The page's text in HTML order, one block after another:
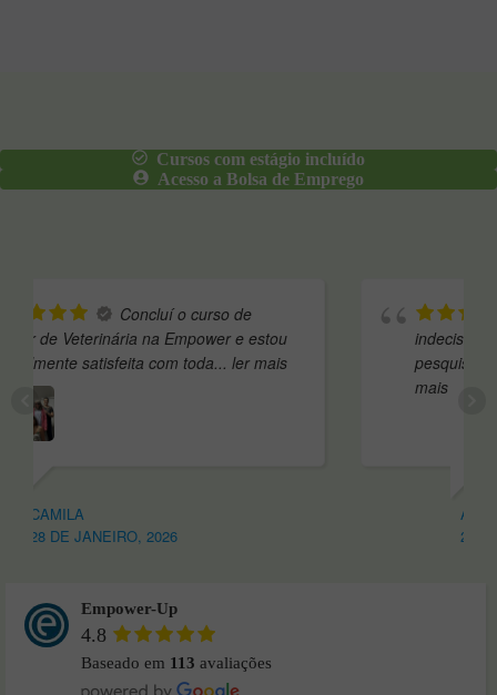
Cursos com estágio incluído
Acesso a Bolsa de Emprego
de
e estou
... ler mais
Andei algum tempo
indecisa antes de escolher a escola,
pesquisei várias opções e acabei por
Empower-Up
4.8
Baseado em 113 avaliações